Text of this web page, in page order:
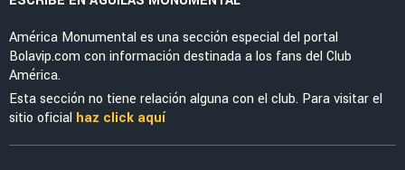
NOTICIAS
Malagón adelantó la fecha en que volverá a
jugar con América tras su grave lesión